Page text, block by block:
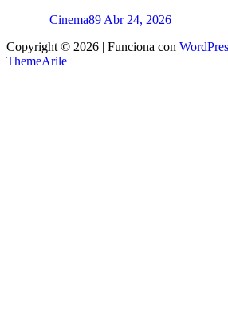
Cinema89 Abr 24, 2026
Copyright © 2026 | Funciona con
ThemeArile